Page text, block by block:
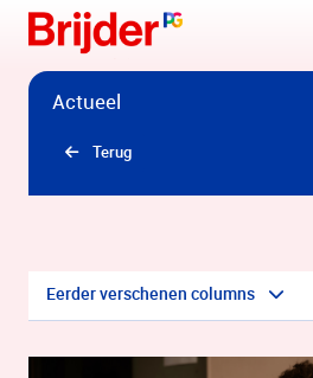
Overslaan en naar hoofdinhoud gaan
Actueel
Terug
Eerder verschenen columns